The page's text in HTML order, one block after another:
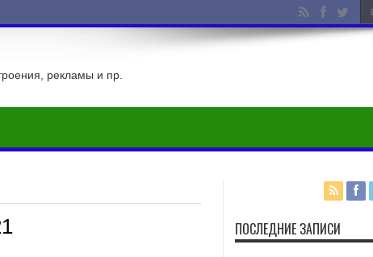
рекламы и пр.
ПОСЛЕДНИЕ ЗАПИСИ